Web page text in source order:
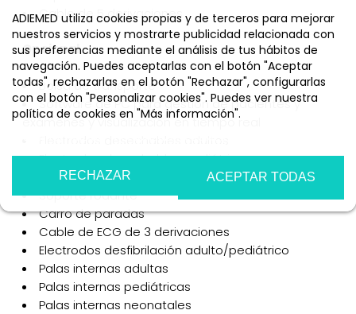
ADIEMED utiliza cookies propias y de terceros para mejorar
nuestros servicios y mostrarte publicidad relacionada con
sus preferencias mediante el análisis de tus hábitos de
navegación. Puedes aceptarlas con el botón "Aceptar
todas", rechazarlas en el botón "Rechazar", configurarlas
con el botón "Personalizar cookies". Puedes ver nuestra
política de cookies en "Más información".
RECHAZAR ACEPTAR TODAS
Cable de 5 derivaciones
Opcional
Bolsa de transporte
Software de PC para gestión de pacientes y
exámenes y visualización en tiempo real
Electrodos desechables pediátricos
Sensor de profundidad de RCP
Soporte rodante
Carro de paradas
Cable de ECG de 3 derivaciones
Electrodos desfibrilación adulto/pediátrico
Palas internas adultas
Palas internas pediátricas
Palas internas neonatales